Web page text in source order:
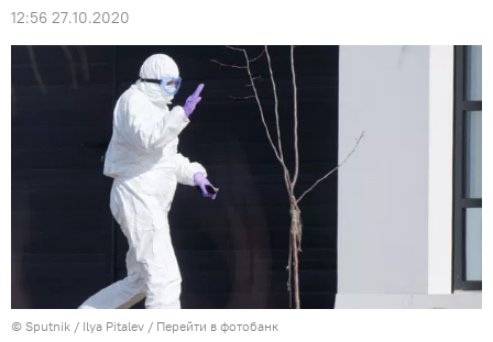
12:56 27.10.2020
© Sputnik / Ilya Pitalev / Перейти в фотобанк